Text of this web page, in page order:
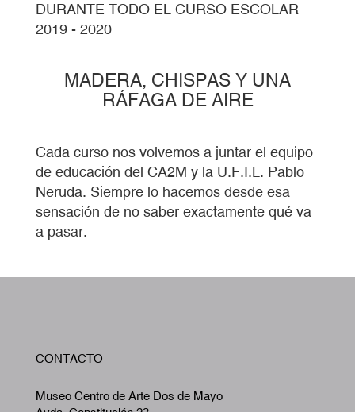
DURANTE TODO EL CURSO ESCOLAR
2019 - 2020
MADERA, CHISPAS Y UNA
RÁFAGA DE AIRE
Cada curso nos volvemos a juntar el equipo
de educación del CA2M y la U.F.I.L. Pablo
Neruda. Siempre lo hacemos desde esa
sensación de no saber exactamente qué va
a pasar.
CONTACTO
Museo Centro de Arte Dos de Mayo